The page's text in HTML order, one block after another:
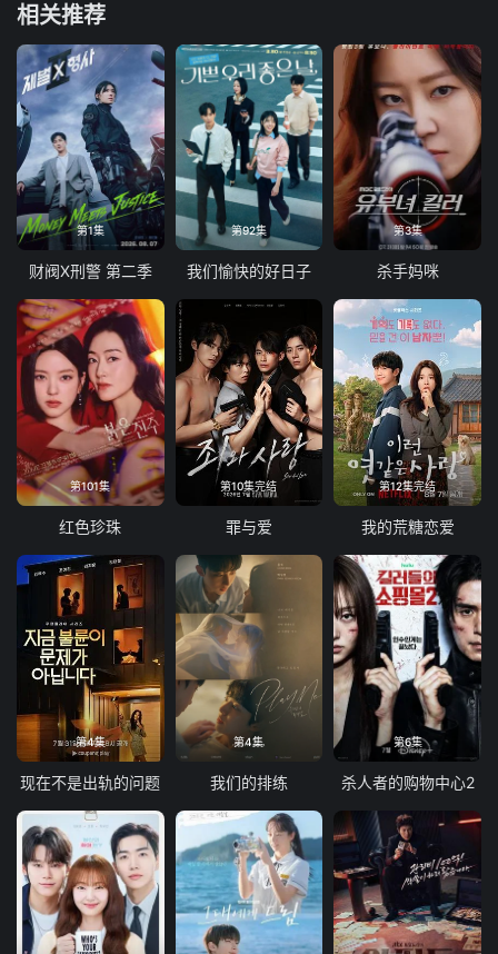
相关推荐
第1集
财阀X刑警 第二季
第92集
我们愉快的好日子
第3集
杀手妈咪
第101集
红色珍珠
第10集完结
罪与爱
第12集完结
我的荒糖恋爱
第4集
现在不是出轨的问题
第4集
我们的排练
第6集
杀人者的购物中心2